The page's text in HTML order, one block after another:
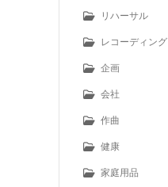
リハーサル
レコーディング
企画
会社
作曲
健康
家庭用品